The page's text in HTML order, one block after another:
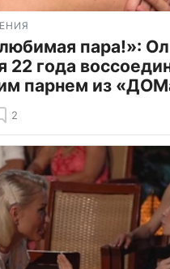
пара!»:
22 года
парнем из
2